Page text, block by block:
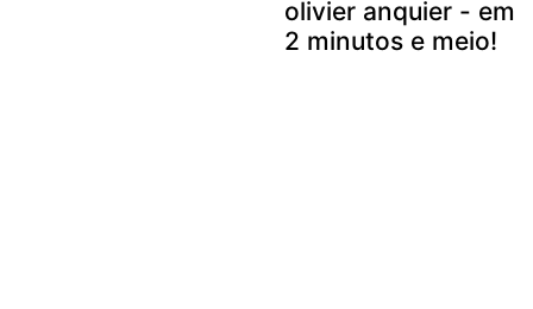
olivier anquier - em
2 minutos e meio!